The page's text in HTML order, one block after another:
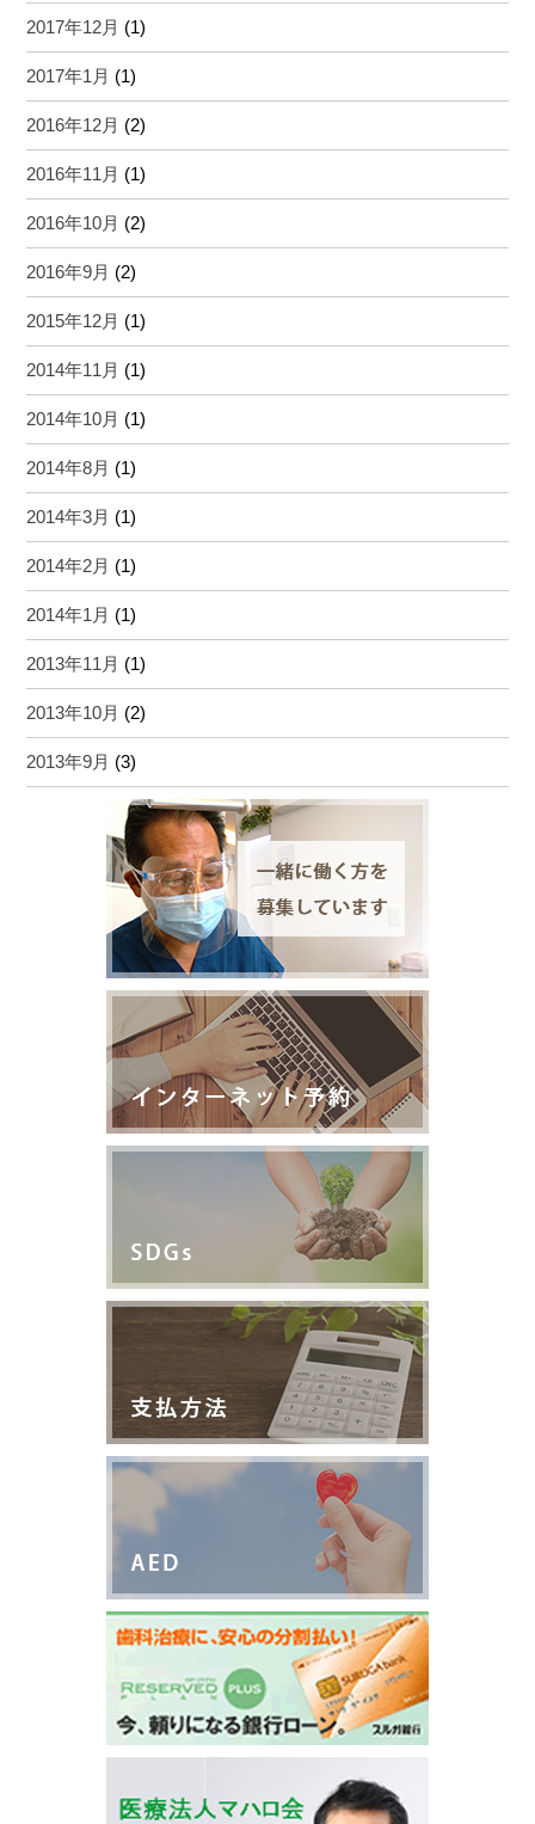
2017年12月 (1)
2017年1月 (1)
2016年12月 (2)
2016年11月 (1)
2016年10月 (2)
2016年9月 (2)
2015年12月 (1)
2014年11月 (1)
2014年10月 (1)
2014年8月 (1)
2014年3月 (1)
2014年2月 (1)
2014年1月 (1)
2013年11月 (1)
2013年10月 (2)
2013年9月 (3)